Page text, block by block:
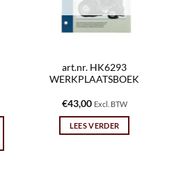
art.nr. HK6293
WERKPLAATSBOEK
€43,00 Excl. BTW
LEES VERDER